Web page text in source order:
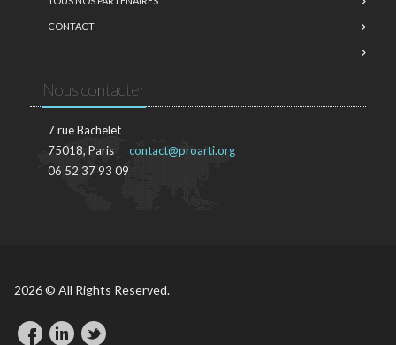
CONTACT
Nous contacter
7 rue Bachelet
75018, Paris
06 52 37 93 09
contact@proarti.org
2026 © All Rights Reserved.